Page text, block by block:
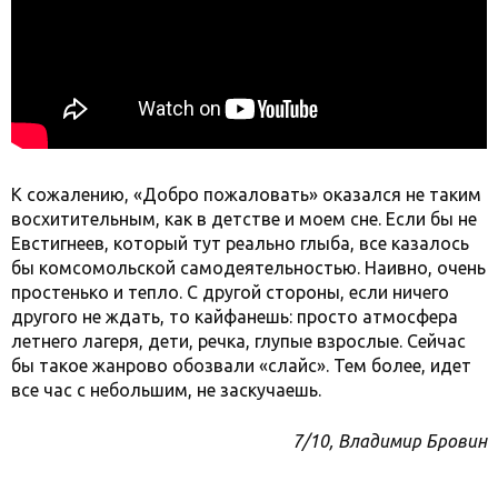
К сожалению, «Добро пожаловать» оказался не таким
восхитительным, как в детстве и моем сне. Если бы не
Евстигнеев, который тут реально глыба, все казалось
бы комсомольской самодеятельностью. Наивно, очень
простенько и тепло. С другой стороны, если ничего
другого не ждать, то кайфанешь: просто атмосфера
летнего лагеря, дети, речка, глупые взрослые. Сейчас
бы такое жанрово обозвали «слайс». Тем более, идет
все час с небольшим, не заскучаешь.
7/10, Владимир Бровин